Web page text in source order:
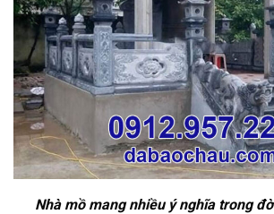
Nhà mồ mang nhiều ý nghĩa trong